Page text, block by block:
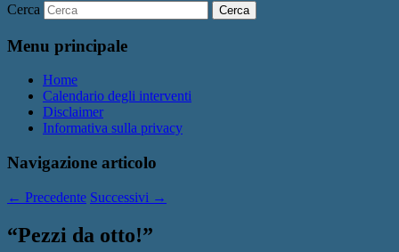
Cerca
Menu principale
Home
Calendario degli interventi
Disclaimer
Informativa sulla privacy
Navigazione articolo
← Precedente Successivi →
“Pezzi da otto!”